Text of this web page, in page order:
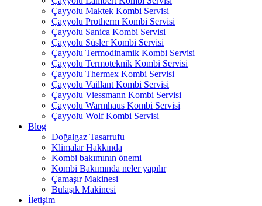
Çayyolu Maktek Kombi Servisi
Çayyolu Protherm Kombi Servisi
Çayyolu Sanica Kombi Servisi
Çayyolu Süsler Kombi Servisi
Çayyolu Termodinamik Kombi Servisi
Çayyolu Termoteknik Kombi Servisi
Çayyolu Thermex Kombi Servisi
Çayyolu Vaillant Kombi Servisi
Çayyolu Viessmann Kombi Servisi
Çayyolu Warmhaus Kombi Servisi
Çayyolu Wolf Kombi Servisi
Blog
Doğalgaz Tasarrufu
Klimalar Hakkında
Kombi bakımının önemi
Kombi Bakımında neler yapılır
Çamaşır Makinesi
Bulaşık Makinesi
İletişim